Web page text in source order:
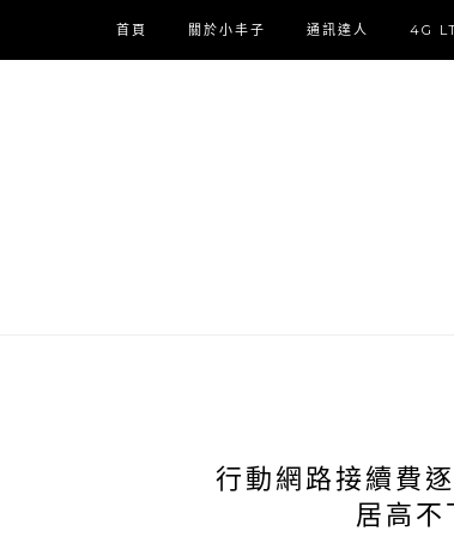
首頁 關於小丰子 通訊達人 4G
行動網路接續費
居高